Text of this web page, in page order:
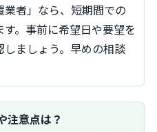
。事前に希望日や要望を
ましょう。早めの相談
注意点は？